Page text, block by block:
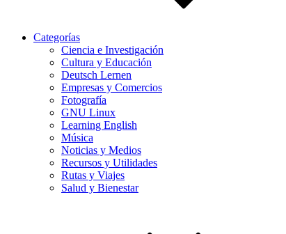
Categorías
Ciencia e Investigación
Cultura y Educación
Deutsch Lernen
Empresas y Comercios
Fotografía
GNU Linux
Learning English
Música
Noticias y Medios
Recursos y Utilidades
Rutas y Viajes
Salud y Bienestar